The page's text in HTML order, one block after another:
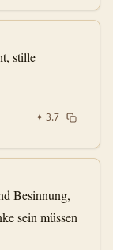
stille
✦ 3.7
Besinnung,
sein müssen